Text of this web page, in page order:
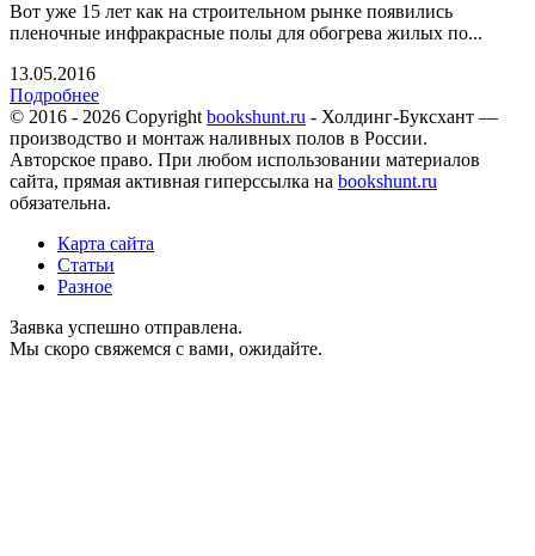
Вот уже 15 лет как на строительном рынке появились
пленочные инфракрасные полы для обогрева жилых по...
13.05.2016
Подробнее
© 2016 - 2026 Copyright bookshunt.ru - Холдинг-Буксхант —
производство и монтаж наливных полов в России.
Авторское право. При любом использовании материалов
сайта, прямая активная гиперссылка на bookshunt.ru
обязательна.
Карта сайта
Статьи
Разное
Заявка успешно отправлена.
Мы скоро свяжемся с вами, ожидайте.